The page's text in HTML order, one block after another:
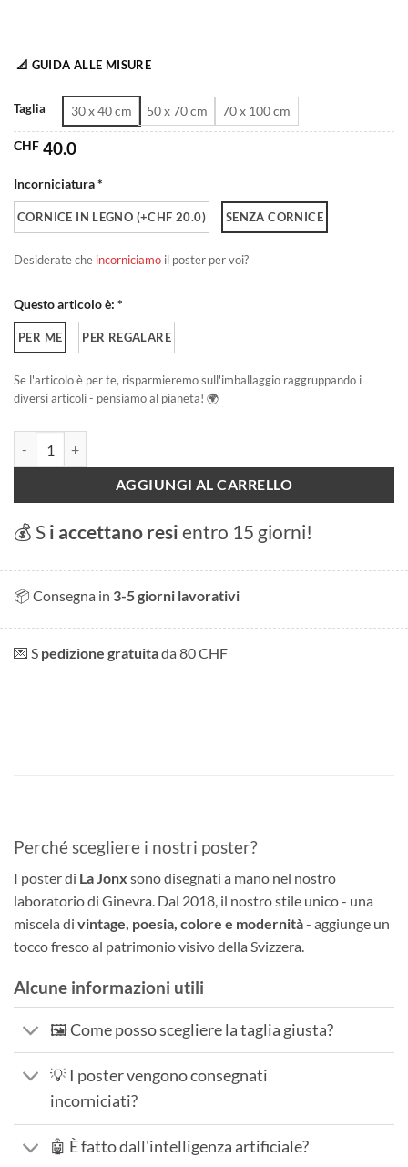
📐 GUIDA ALLE MISURE
Taglia 30 x 40 cm 50 x 70 cm 70 x 100 cm
CHF 40.0
Incorniciatura *
CORNICE IN LEGNO (+CHF 20.0) SENZA CORNICE
Desiderate che incorniciamo il poster per voi?
Questo articolo è: *
PER ME PER REGALARE
Se l'articolo è per te, risparmieremo sull'imballaggio raggruppando i
diversi articoli - pensiamo al pianeta! 🌍
AGGIUNGI AL CARRELLO
💰 S i accettano resi entro 15 giorni!
📦 Consegna in 3-5 giorni lavorativi
💌 S pedizione gratuitada 80 CHF
Perché scegliere i nostri poster?
I poster di La Jonx sono disegnati a mano nel nostro
laboratorio di Ginevra. Dal 2018, il nostro stile unico - una
miscela di vintage, poesia, colore e modernità- aggiunge un
tocco fresco al patrimonio visivo della Svizzera.
Alcune informazioni utili
🖼️ Come posso scegliere la taglia giusta?
💡 I poster vengono consegnati
incorniciati?
🤖 È fatto dall'intelligenza artificiale?